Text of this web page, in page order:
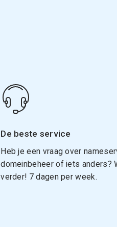
De beste service
Heb je een vraag over
domeinbeheer of iets anders?
verder! 7 dagen per week.